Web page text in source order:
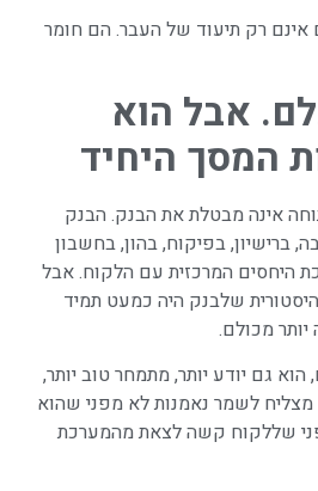
אינם רק תיעוד של העבר. הם חומר
אבל הוא
המסך היחיד
אינה מבטלת את הבנק. הבנק
ברישיון, בפיקוח, בהון, בחשבון
היחסים המרכזית עם הלקוח. אבל
שלבנק היה כמעט תמיד
מכולם.
הוא גם יודע יותר, מתמחר טוב יותר,
מצליח לשמר נאמנות לא מפני שהוא
שללקוח קשה לצאת מהמערכת